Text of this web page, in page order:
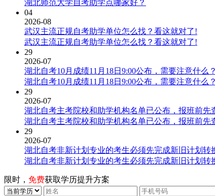
湖北师范大学自考助学点哪家好？
04
2026-08
武汉主流正规自考助学单位怎么找？看这就对了!
武汉主流正规自考助学单位怎么找？看这就对了!
29
2026-07
湖北自考10月成绩11月18日9:00公布，需要注意什么？
湖北自考10月成绩11月18日9:00公布，需要注意什么？
29
2026-07
湖北自考主考院校和助学机构名单已公布，报班前先
湖北自考主考院校和助学机构名单已公布，报班前先
29
2026-07
湖北自考非新计划专业的考生必须先完成新旧计划转
湖北自考非新计划专业的考生必须先完成新旧计划转
限时， 免费获取学历提升方案